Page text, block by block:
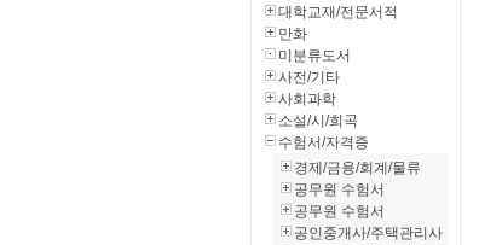
대학교재/전문서적
만화
미분류도서
사전/기타
사회과학
소설/시/희곡
수험서/자격증
경제/금융/회계/물류
공무원 수험서
공무원 수험서
공인중개사/주택관리사